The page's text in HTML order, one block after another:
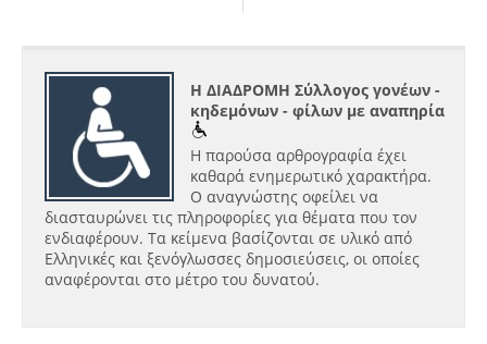
Η ΔΙΑΔΡΟΜΗ Σύλλογος γονέων -
κηδεμόνων - φίλων με αναπηρία
Η παρούσα αρθρογραφία έχει
καθαρά ενημερωτικό χαρακτήρα.
Ο αναγνώστης οφείλει να
διασταυρώνει τις πληροφορίες για θέματα που τον
ενδιαφέρουν. Τα κείμενα βασίζονται σε υλικό από
Ελληνικές και ξενόγλωσσες δημοσιεύσεις, οι οποίες
αναφέρονται στο μέτρο του δυνατού.